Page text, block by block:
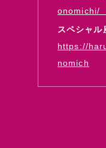
onomichi/
スペシャル
https://
nomich